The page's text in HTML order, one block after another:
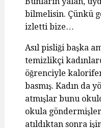
bilmelisin. Çünkü
izletti bize…
Asıl pisliği başka
temizlikçi
öğrenciyle
basmış. Kadın da
atmışlar bunu
okula
atıldıktan sonra